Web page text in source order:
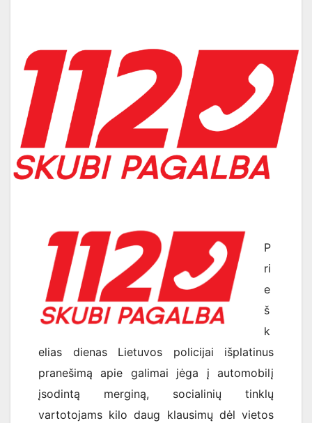
P
ri
e
š
k
elias dienas Lietuvos policijai išplatinus
pranešimą apie galimai jėga į automobilį
įsodintą merginą, socialinių tinklų
vartotojams kilo daug klausimų dėl vietos